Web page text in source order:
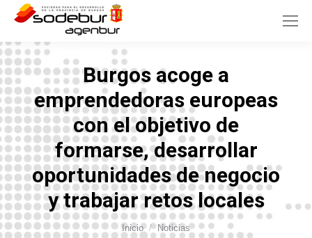
Burgos acoge a
emprendedoras europeas
con el objetivo de
formarse, desarrollar
oportunidades de negocio
y trabajar retos locales
Estás aquí: Inicio
Noticias